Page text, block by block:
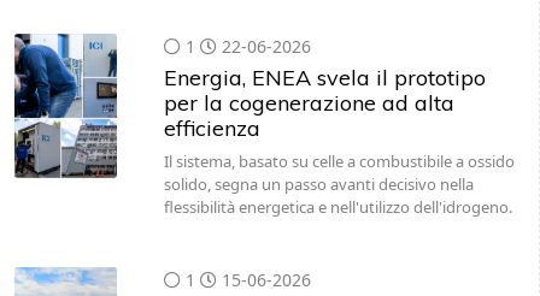
1 22-06-2026
Energia, ENEA svela il prototipo
per la cogenerazione ad alta
efficienza
Il sistema, basato su celle a combustibile a ossido
solido, segna un passo avanti decisivo nella
flessibilità energetica e nell'utilizzo dell'idrogeno.
1 15-06-2026